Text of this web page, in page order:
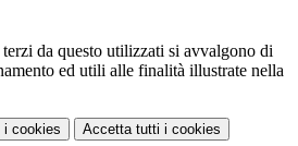
da questo utilizzati si avvalgono di
ed utili alle finalità illustrate nella
i cookies Accetta tutti i cookies